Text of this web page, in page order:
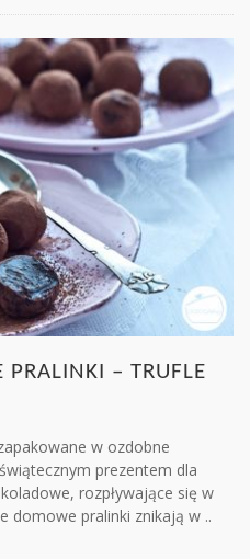
– TRUFLE
w ozdobne
prezentem dla
rozpływające się w
domowe pralinki znikają w ..